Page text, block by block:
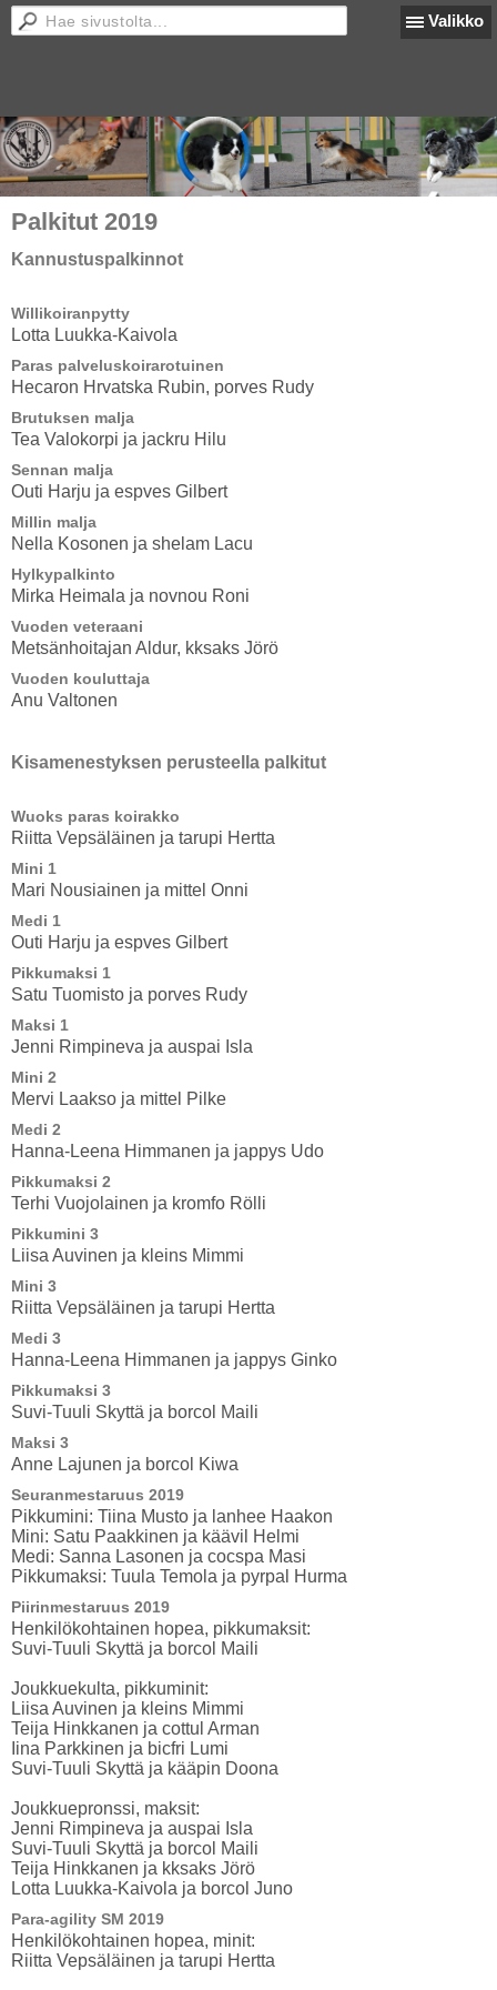
Valikko
Palkitut 2019
Kannustuspalkinnot
Willikoiranpytty
Lotta Luukka-Kaivola
Paras palveluskoirarotuinen
Hecaron Hrvatska Rubin, porves Rudy
Brutuksen malja
Tea Valokorpi ja jackru Hilu
Sennan malja
Outi Harju ja espves Gilbert
Millin malja
Nella Kosonen ja shelam Lacu
Hylkypalkinto
Mirka Heimala ja novnou Roni
Vuoden veteraani
Metsänhoitajan Aldur, kksaks Jörö
Vuoden kouluttaja
Anu Valtonen
Kisamenestyksen perusteella palkitut
Wuoks paras koirakko
Riitta Vepsäläinen ja tarupi Hertta
Mini 1
Mari Nousiainen ja mittel Onni
Medi 1
Outi Harju ja espves Gilbert
Pikkumaksi 1
Satu Tuomisto ja porves Rudy
Maksi 1
Jenni Rimpineva ja auspai Isla
Mini 2
Mervi Laakso ja mittel Pilke
Medi 2
Hanna-Leena Himmanen ja jappys Udo
Pikkumaksi 2
Terhi Vuojolainen ja kromfo Rölli
Pikkumini 3
Liisa Auvinen ja kleins Mimmi
Mini 3
Riitta Vepsäläinen ja tarupi Hertta
Medi 3
Hanna-Leena Himmanen ja jappys Ginko
Pikkumaksi 3
Suvi-Tuuli Skyttä ja borcol Maili
Maksi 3
Anne Lajunen ja borcol Kiwa
Seuranmestaruus 2019
Pikkumini: Tiina Musto ja lanhee Haakon
Mini: Satu Paakkinen ja käävil Helmi
Medi: Sanna Lasonen ja cocspa Masi
Pikkumaksi: Tuula Temola ja pyrpal Hurma
Piirinmestaruus 2019
Henkilökohtainen hopea, pikkumaksit:
Suvi-Tuuli Skyttä ja borcol Maili
Joukkuekulta, pikkuminit:
Liisa Auvinen ja kleins Mimmi
Teija Hinkkanen ja cottul Arman
Iina Parkkinen ja bicfri Lumi
Suvi-Tuuli Skyttä ja kääpin Doona
Joukkuepronssi, maksit:
Jenni Rimpineva ja auspai Isla
Suvi-Tuuli Skyttä ja borcol Maili
Teija Hinkkanen ja kksaks Jörö
Lotta Luukka-Kaivola ja borcol Juno
Para-agility SM 2019
Henkilökohtainen hopea, minit:
Riitta Vepsäläinen ja tarupi Hertta